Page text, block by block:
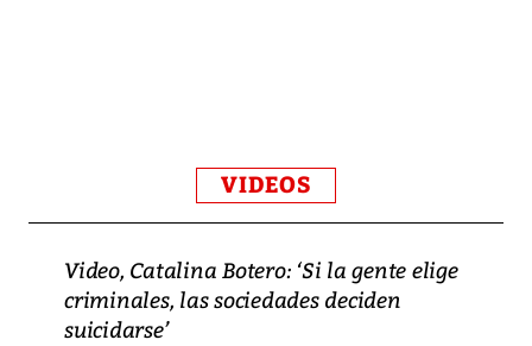
VIDEOS
Video, Catalina Botero: ‘Si la gente elige
criminales, las sociedades deciden
suicidarse’